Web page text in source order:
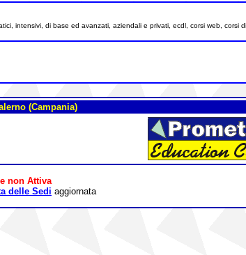
intensivi, di base ed avanzati, aziendali e privati, ecdl, corsi web, corsi
(Campania)
non Attiva
delle Sedi aggiornata